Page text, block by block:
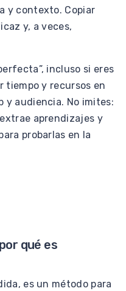
y contexto. Copiar
y, a veces,
incluso si eres
tiempo y recursos en
y audiencia. No imites:
aprendizajes y
probarlas en la
qué es
es un método para